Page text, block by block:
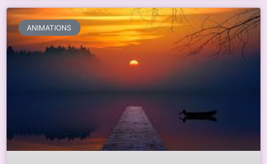
ANIMATIONS